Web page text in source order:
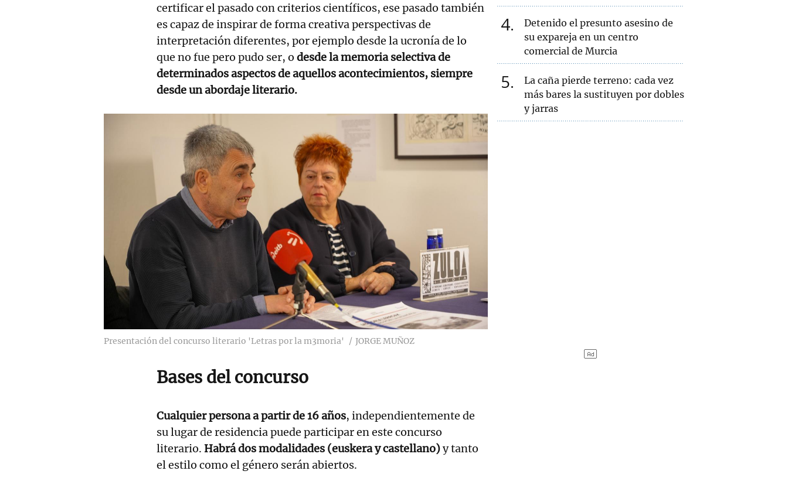
certificar el pasado con criterios científicos, ese pasado también
es capaz de inspirar de forma creativa perspectivas de
interpretación diferentes, por ejemplo desde la ucronía de lo
que no fue pero pudo ser, o desde la memoria selectiva de
determinados aspectos de aquellos acontecimientos, siempre
desde un abordaje literario.
Presentación del concurso literario 'Letras por la m3moria' JORGE MUÑOZ
Bases del concurso
Cualquier persona a partir de 16 años, independientemente de
su lugar de residencia puede participar en este concurso
literario. Habrá dos modalidades (euskera y castellano)y tanto
el estilo como el género serán abiertos.
4
Detenido el presunto asesino de
su expareja en un centro
comercial de Murcia
5
La caña pierde terreno: cada vez
más bares la sustituyen por dobles
y jarras